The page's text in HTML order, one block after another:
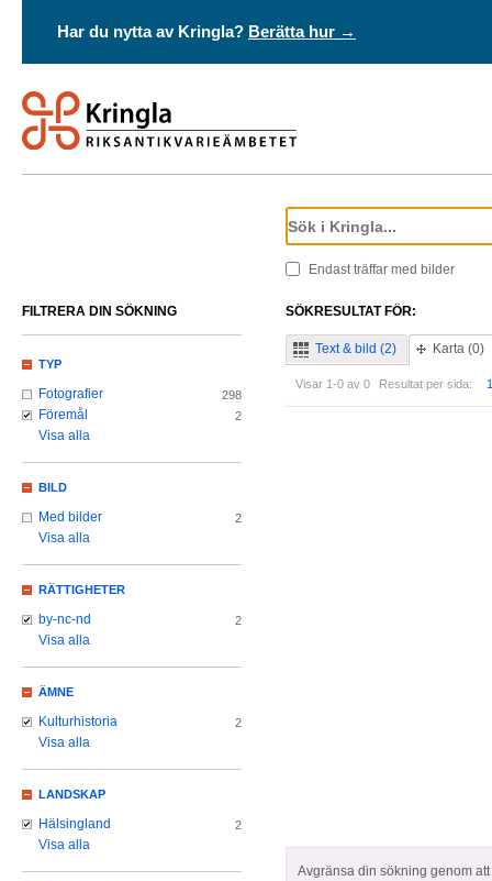
Har du nytta av Kringla? Berätta hur →
Endast träffar med bilder
SÖKRESULTAT FÖR:
Text & bild (2) Karta (0)
Visar 1-0 av 0 Resultat per sida:
Avgränsa din sökning genom
FILTRERA DIN SÖKNING
TYP
Fotografier 298
Föremål 2
Visa alla
BILD
Med bilder 2
Visa alla
RÄTTIGHETER
by-nc-nd 2
Visa alla
ÄMNE
Kulturhistoria 2
Visa alla
LANDSKAP
Hälsingland 2
Visa alla